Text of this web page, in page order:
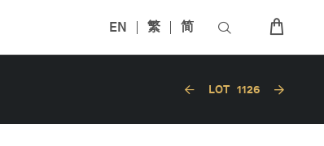
EN 繁 简
LOT 1126